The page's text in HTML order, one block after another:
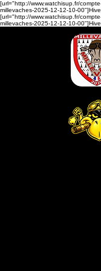
[url="http://www.watchisup.fr/
millevaches-2025-12-12-10-
[url="http://www.watchisup.fr/
millevaches-2025-12-12-10-